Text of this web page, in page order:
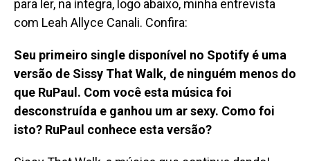
para ler, na íntegra, logo abaixo,
com Leah Allyce Canali
Seu primeiro single disponível no Spotify é uma
versão de Sissy That Walk, de ninguém menos do
que RuPaul. Com você esta música foi
desconstruída e ganhou um ar sexy. Como foi